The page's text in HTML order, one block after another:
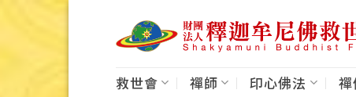
救世會 禪師 印心佛法